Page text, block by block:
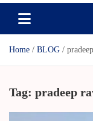
Home BLOG
Tag: pradeep